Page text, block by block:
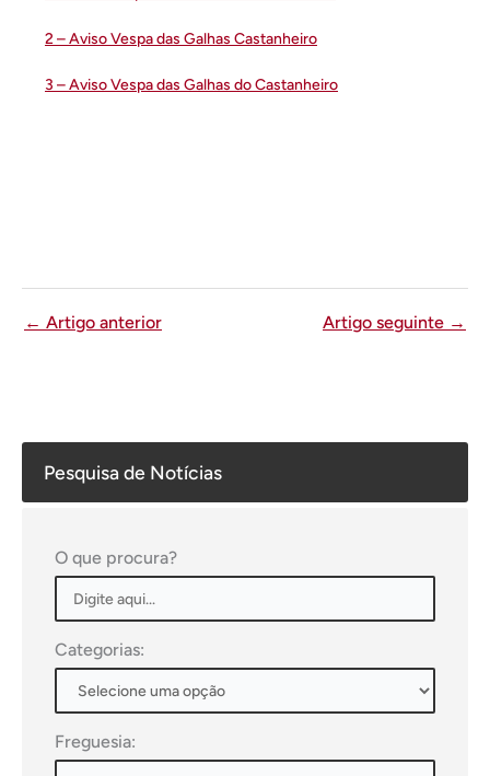
Pesquisa de Notícias
O que procura?
Categorias:
Freguesia:
2 – Aviso Vespa das Galhas Castanheiro
3 – Aviso Vespa das Galhas do Castanheiro
← Artigo anterior Artigo seguinte →